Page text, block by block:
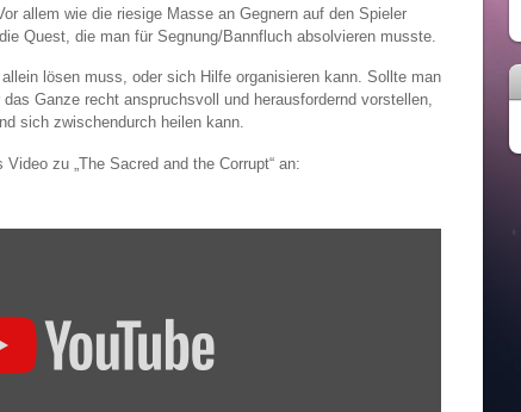
allem wie die riesige Masse an Gegnern auf den Spieler
Quest, die man für Segnung/Bannfluch absolvieren musste.
lösen muss, oder sich Hilfe organisieren kann. Sollte man
Ganze recht anspruchsvoll und herausfordernd vorstellen,
sich zwischendurch heilen kann.
zu „The Sacred and the Corrupt“ an: